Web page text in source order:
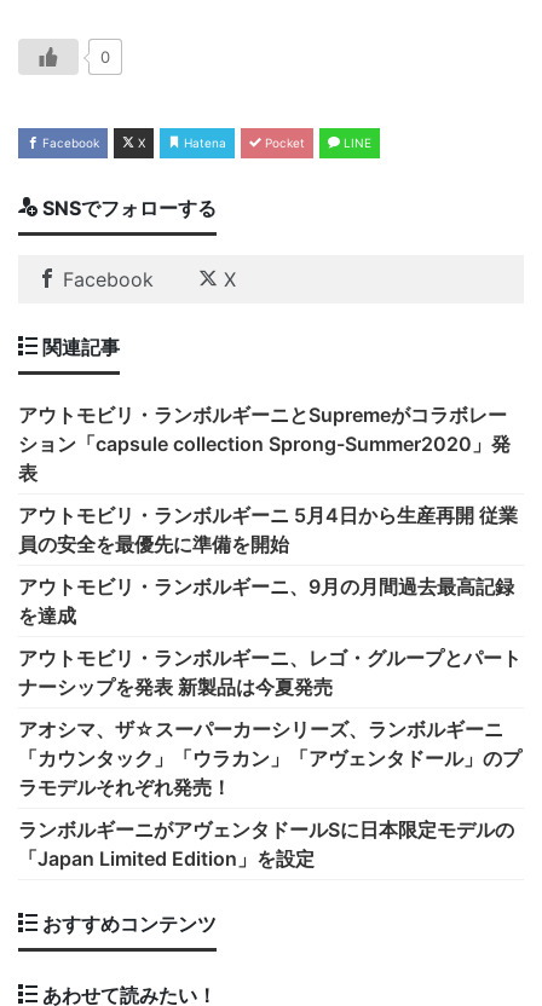
0
Facebook X Hatena Pocket LINE
SNSでフォローする
Facebook X
関連記事
アウトモビリ・ランボルギーニとSupremeがコラボレー
ション「capsule collection Sprong-Summer2020」発
表
アウトモビリ・ランボルギーニ 5月4日から生産再開 従業
員の安全を最優先に準備を開始
アウトモビリ・ランボルギーニ、9月の月間過去最高記録
を達成
アウトモビリ・ランボルギーニ、レゴ・グループとパート
ナーシップを発表 新製品は今夏発売
アオシマ、ザ☆スーパーカーシリーズ、ランボルギーニ
「カウンタック」「ウラカン」「アヴェンタドール」のプ
ラモデルそれぞれ発売！
ランボルギーニがアヴェンタドールSに日本限定モデルの
「Japan Limited Edition」を設定
おすすめコンテンツ
あわせて読みたい！